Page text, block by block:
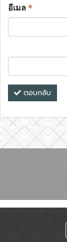
อีเมล*
ตอบกลับ